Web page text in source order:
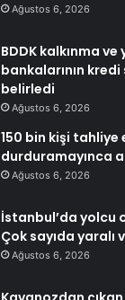
Ağustos 6, 2026
BDDK kalkınma ve
bankalarının kredi
belirledi
Ağustos 6, 2026
150 bin kişi tahliye
durduramayınca
Ağustos 6, 2026
İstanbul’da yolcu
Çok sayıda yaralı
Ağustos 6, 2026